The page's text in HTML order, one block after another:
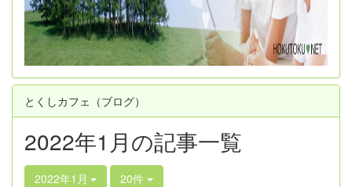
とくしカフェ（ブログ）
2022年1月の記事一覧
2022年1月 20件